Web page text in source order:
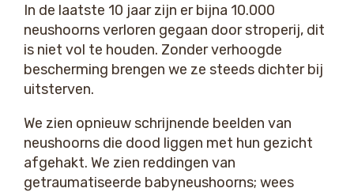
In de laatste 10 jaar zijn er bijna 10.000
neushoorns verloren gegaan door stroperij, dit
is niet vol te houden. Zonder verhoogde
bescherming brengen we ze steeds dichter bij
uitsterven.
We zien opnieuw schrijnende beelden van
neushoorns die dood liggen met hun gezicht
afgehakt. We zien reddingen van
getraumatiseerde babyneushoorns; wees